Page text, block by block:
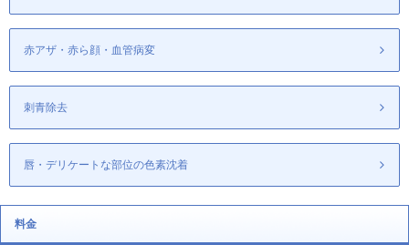
赤アザ・赤ら顔・血管病変
刺青除去
唇・デリケートな部位の色素沈着
料金